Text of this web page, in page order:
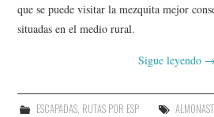
que se puede visitar la mezquita mejor
situadas en el medio rural.
Sigue leyendo →
ESCAPADAS, RUTAS POR ESP